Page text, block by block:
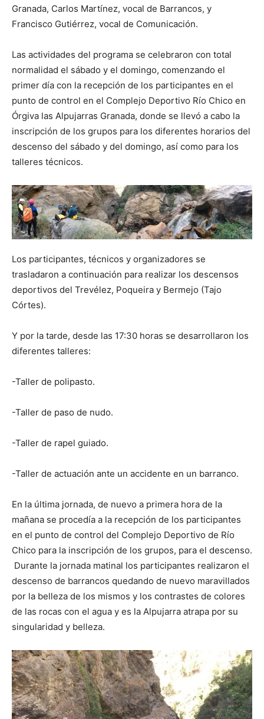
Granada, Carlos Martínez, vocal de Barrancos, y
Francisco Gutiérrez, vocal de Comunicación.
Las actividades del programa se celebraron con total
normalidad el sábado y el domingo, comenzando el
primer día con la recepción de los participantes en el
punto de control en el Complejo Deportivo Río Chico en
Órgiva las Alpujarras Granada, donde se llevó a cabo la
inscripción de los grupos para los diferentes horarios del
descenso del sábado y del domingo, así como para los
talleres técnicos.
Los participantes, técnicos y organizadores se
trasladaron a continuación para realizar los descensos
deportivos del Trevélez, Poqueira y Bermejo (Tajo
Córtes).
Y por la tarde, desde las 17:30 horas se desarrollaron los
diferentes talleres:
-Taller de polipasto.
-Taller de paso de nudo.
-Taller de rapel guiado.
-Taller de actuación ante un accidente en un barranco.
En la última jornada, de nuevo a primera hora de la
mañana se procedía a la recepción de los participantes
en el punto de control del Complejo Deportivo de Río
Chico para la inscripción de los grupos, para el descenso.
Durante la jornada matinal los participantes realizaron el
descenso de barrancos quedando de nuevo maravillados
por la belleza de los mismos y los contrastes de colores
de las rocas con el agua y es la Alpujarra atrapa por su
singularidad y belleza.